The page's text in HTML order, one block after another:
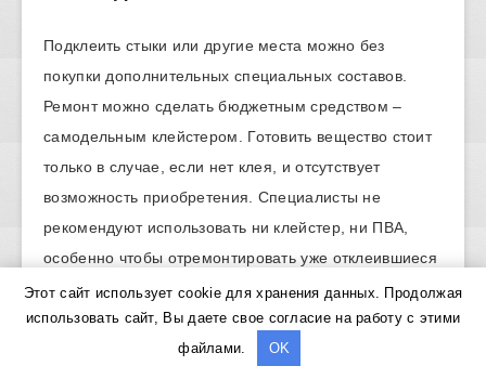
Подклеить стыки или другие места можно без
покупки дополнительных специальных составов.
Ремонт можно сделать бюджетным средством –
самодельным клейстером. Готовить вещество стоит
только в случае, если нет клея, и отсутствует
возможность приобретения. Специалисты не
рекомендуют использовать ни клейстер, ни ПВА,
особенно чтобы отремонтировать уже отклеившиеся
обои.
Маскировка стыка
Этот сайт использует cookie для хранения данных. Продолжая
использовать сайт, Вы даете свое согласие на работу с этими
файлами.
OK